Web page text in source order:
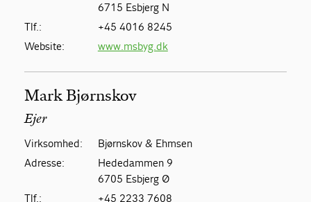
6715 Esbjerg N
Tlf.:
+45 4016 8245
Website:
www.msbyg.dk
Mark Bjørnskov
Ejer
Virksomhed:
Bjørnskov & Ehmsen
Adresse:
Hededammen 9
6705 Esbjerg Ø
Tlf.:
+45 2233 7608